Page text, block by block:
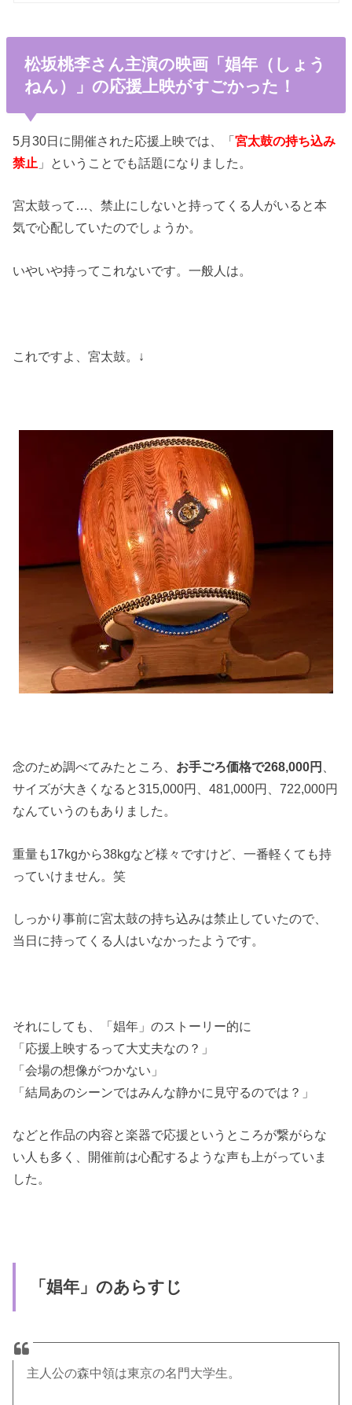
松坂桃李さん主演の映画「娼年（しょう
ねん）」の応援上映がすごかった！
5月30日に開催された応援上映では、「宮太鼓の持ち込み
禁止 」ということでも話題になりました。
宮太鼓って…、禁止にしないと持ってくる人がいると本
気で心配していたのでしょうか。
いやいや持ってこれないです。一般人は。
これですよ、宮太鼓。↓
念のため調べてみたところ、 お手ごろ価格で268,000円
サイズが大きくなると315,000円、481,000円、722,000円
なんていうのもありました。
重量も17kgから38kgなど様々ですけど、一番軽くても持
っていけません。笑
しっかり事前に宮太鼓の持ち込みは禁止していたので、
当日に持ってくる人はいなかったようです。
それにしても、「娼年」のストーリー的に
「応援上映するって大丈夫なの？」
「会場の想像がつかない」
「結局あのシーンではみんな静かに見守るのでは？」
などと作品の内容と楽器で応援というところが繋がらな
い人も多く、開催前は心配するような声も上がっていま
した。
「娼年」のあらすじ
主人公の森中領は東京の名門大学生。